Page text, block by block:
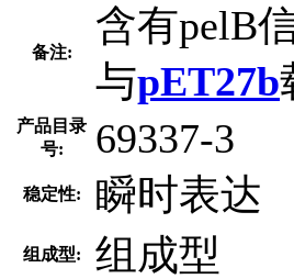
备注:
含有pelB
与pET27b
产品目录
号:
69337-3
稳定性: 瞬时表达
组成型: 组成型